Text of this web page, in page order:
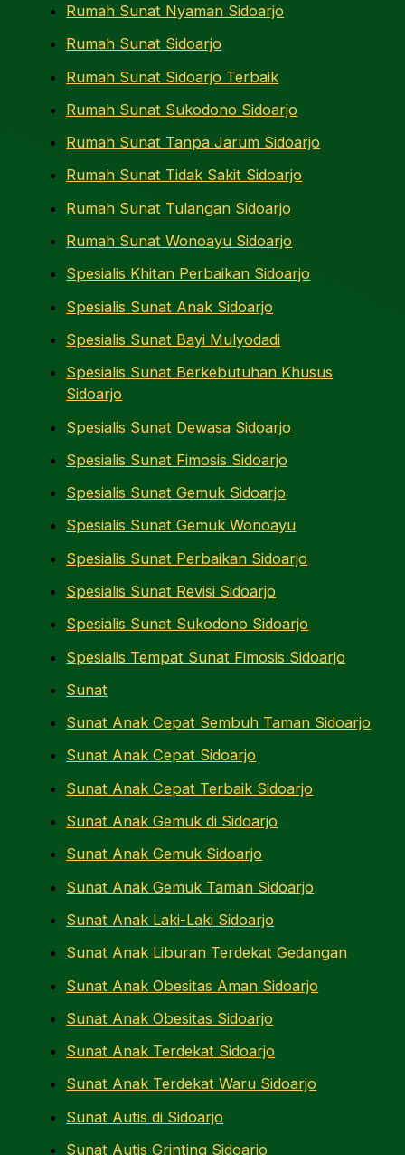
Rumah Sunat Nyaman Sidoarjo
Rumah Sunat Sidoarjo
Rumah Sunat Sidoarjo Terbaik
Rumah Sunat Sukodono Sidoarjo
Rumah Sunat Tanpa Jarum Sidoarjo
Rumah Sunat Tidak Sakit Sidoarjo
Rumah Sunat Tulangan Sidoarjo
Rumah Sunat Wonoayu Sidoarjo
Spesialis Khitan Perbaikan Sidoarjo
Spesialis Sunat Anak Sidoarjo
Spesialis Sunat Bayi Mulyodadi
Spesialis Sunat Berkebutuhan Khusus
Sidoarjo
Spesialis Sunat Dewasa Sidoarjo
Spesialis Sunat Fimosis Sidoarjo
Spesialis Sunat Gemuk Sidoarjo
Spesialis Sunat Gemuk Wonoayu
Spesialis Sunat Perbaikan Sidoarjo
Spesialis Sunat Revisi Sidoarjo
Spesialis Sunat Sukodono Sidoarjo
Spesialis Tempat Sunat Fimosis Sidoarjo
Sunat
Sunat Anak Cepat Sembuh Taman Sidoarjo
Sunat Anak Cepat Sidoarjo
Sunat Anak Cepat Terbaik Sidoarjo
Sunat Anak Gemuk di Sidoarjo
Sunat Anak Gemuk Sidoarjo
Sunat Anak Gemuk Taman Sidoarjo
Sunat Anak Laki-Laki Sidoarjo
Sunat Anak Liburan Terdekat Gedangan
Sunat Anak Obesitas Aman Sidoarjo
Sunat Anak Obesitas Sidoarjo
Sunat Anak Terdekat Sidoarjo
Sunat Anak Terdekat Waru Sidoarjo
Sunat Autis di Sidoarjo
Sunat Autis Grinting Sidoarjo